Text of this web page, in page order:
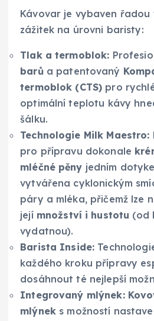
Kávovar je vybaven řadou
zážitek na úrovni baristy:
Tlak a termoblok:
barů a patentovaný
termoblok (CTS) pro
optimální teplotu kávy
šálku.
Technologie Milk Maestro:
pro přípravu dokonale
mléčné pěny jedním
vytvářena cyklonickým
páry a mléka, přičemž lze
její množství i hustotu (od
vydatnou).
Barista Inside:
každého kroku přípravy
dosáhnout té nejlepší
Integrovaný mlýnek:
mlýneks možností